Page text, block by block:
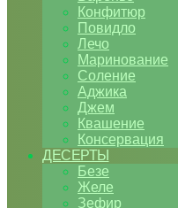
Конфитюр
Повидло
Лечо
Маринование
Соление
Аджика
Джем
Квашение
Консервация
ДЕСЕРТЫ
Безе
Желе
Зефир